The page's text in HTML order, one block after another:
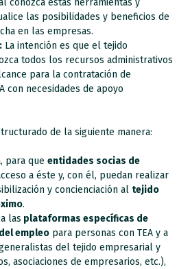
las posibilidades y beneficios de
en las empresas.
: La intención es que el tejido
todos los recursos administrativos
para la contratación de
con necesidades de apoyo
de la siguiente manera:
para queentidades socias de
a éste y, con él, puedan realizar
y concienciación al tejido
.
las plataformas específicas de
empleo para personas con TEA y a
del tejido empresarial y
asociaciones de empresarios, etc.),